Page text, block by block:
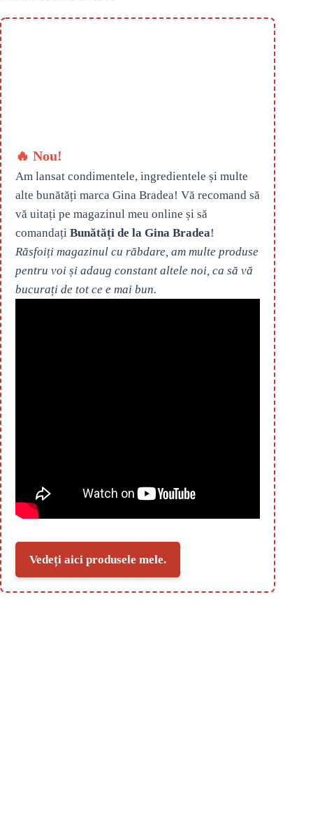
🔥 Nou!
Am lansat condimentele, ingredientele și multe
alte bunătăți marca Gina Bradea! Vă recomand să
vă uitați pe magazinul meu online și să
comandați Bunătăți de la Gina Bradea!
Răsfoiți magazinul cu răbdare, am multe produse
pentru voi și adaug constant altele noi, ca să vă
bucurați de tot ce e mai bun.
Vedeți aici produsele mele.